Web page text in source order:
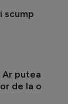
scump
putea
de la o